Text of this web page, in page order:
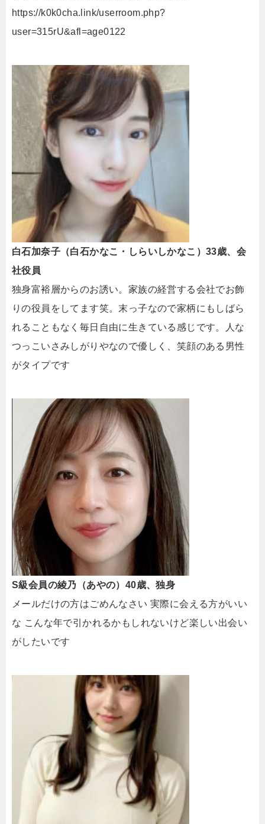
https://k0k0cha.link/userroom.php?
user=315rU&afl=age0122
白石加奈子（白石かなこ・しらいしかなこ）33歳、会
社役員
独身富裕層からのお誘い。家族の経営する会社でお飾
りの役員をしてます笑。末っ子なので家柄にもしばら
れることもなく毎日自由に生きている感じです。人な
つっこいさみしがりやなので優しく、笑顔のある男性
がタイプです
S級会員の綾乃（あやの）40歳、独身
メールだけの方はごめんなさい 実際に会える方がいい
な こんな年で引かれるかもしれないけど楽しい出会い
がしたいです